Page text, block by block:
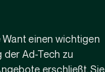
einen wichtigen
Ad-Tech zu